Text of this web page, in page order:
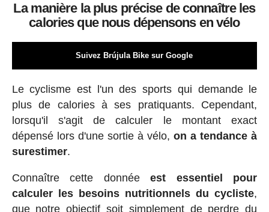
La manière la plus précise de connaître les
calories que nous dépensons en vélo
Suivez Brújula Bike sur Google
Le cyclisme est l'un des sports qui demande le
plus de calories à ses pratiquants. Cependant,
lorsqu'il s'agit de calculer le montant exact
dépensé lors d'une sortie à vélo,on a tendance à
surestimer.
Connaître cette donnéeest essentiel pour
calculer les besoins nutritionnels du cycliste,
que notre objectif soit simplement de perdre du